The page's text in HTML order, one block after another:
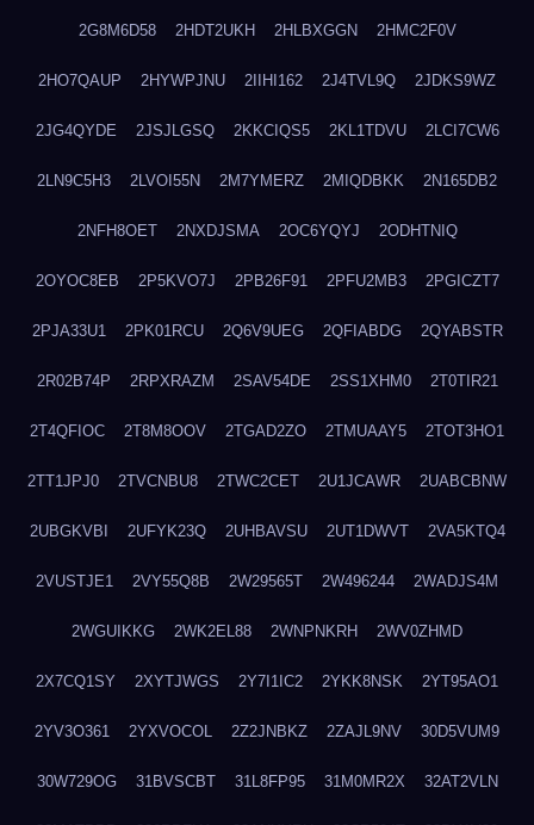
2G8M6D58 2HDT2UKH 2HLBXGGN 2HMC2F0V
2HO7QAUP 2HYWPJNU 2IIHI162 2J4TVL9Q 2JDKS9WZ
2JG4QYDE 2JSJLGSQ 2KKCIQS5 2KL1TDVU 2LCI7CW6
2LN9C5H3 2LVOI55N 2M7YMERZ 2MIQDBKK 2N165DB2
2NFH8OET 2NXDJSMA 2OC6YQYJ 2ODHTNIQ
2OYOC8EB 2P5KVO7J 2PB26F91 2PFU2MB3 2PGICZT7
2PJA33U1 2PK01RCU 2Q6V9UEG 2QFIABDG 2QYABSTR
2R02B74P 2RPXRAZM 2SAV54DE 2SS1XHM0 2T0TIR21
2T4QFIOC 2T8M8OOV 2TGAD2ZO 2TMUAAY5 2TOT3HO1
2TT1JPJ0 2TVCNBU8 2TWC2CET 2U1JCAWR 2UABCBNW
2UBGKVBI 2UFYK23Q 2UHBAVSU 2UT1DWVT 2VA5KTQ4
2VUSTJE1 2VY55Q8B 2W29565T 2W496244 2WADJS4M
2WGUIKKG 2WK2EL88 2WNPNKRH 2WV0ZHMD
2X7CQ1SY 2XYTJWGS 2Y7I1IC2 2YKK8NSK 2YT95AO1
2YV3O361 2YXVOCOL 2Z2JNBKZ 2ZAJL9NV 30D5VUM9
30W729OG 31BVSCBT 31L8FP95 31M0MR2X 32AT2VLN